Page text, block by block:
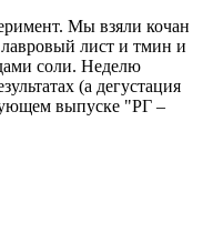
Мы взяли кочан
лист и тмин и
соли. Неделю
(а дегустация
выпуске "РГ –